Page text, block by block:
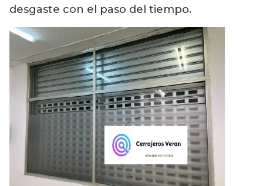
desgaste con el paso del tiempo.